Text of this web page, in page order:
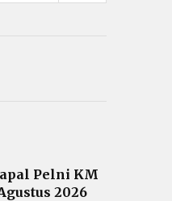
Pelni KM
2026